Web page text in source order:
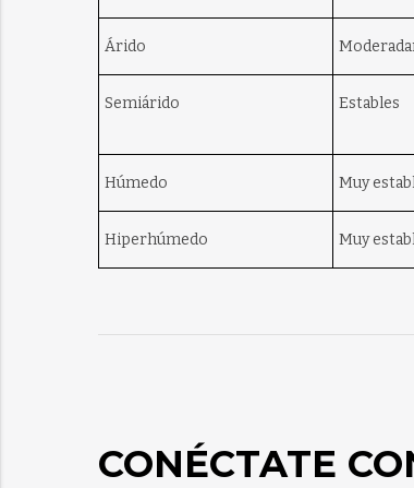
Árido
Semiárido Estables
Húmedo Muy
Hiperhúmedo Muy
CONÉCTATE